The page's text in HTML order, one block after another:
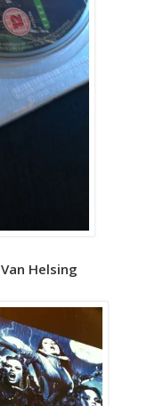
Van Helsing